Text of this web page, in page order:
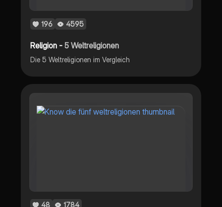
196 4595
Religion -5 Weltreligionen
Die 5 Weltreligionen im Vergleich
48 1784